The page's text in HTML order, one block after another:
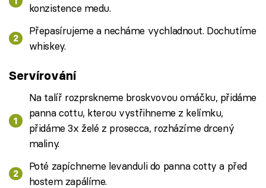
konzistence medu.
Přepasírujeme a necháme vychladnout. Dochutíme
whiskey.
Servírování
Na talíř rozprskneme broskvovou omáčku, přidáme
panna cottu, kterou vystřihneme z kelímku,
přidáme 3x želé z prosecca, rozházíme drcený
maliny.
Poté zapíchneme levanduli do panna cotty a před
hostem zapálíme.